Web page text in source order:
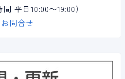
間 平日10:00～19:00）
問合せ